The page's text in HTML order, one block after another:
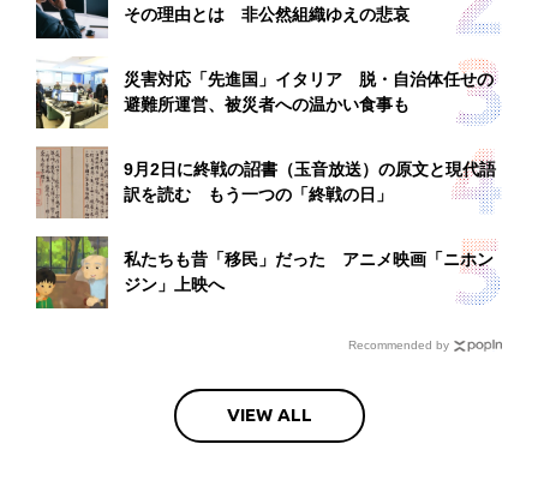
その理由とは 非公然組織ゆえの悲哀
災害対応「先進国」イタリア 脱・自治体任せの
避難所運営、被災者への温かい食事も
9月2日に終戦の詔書（玉音放送）の原文と現代語
訳を読む もう一つの「終戦の日」
私たちも昔「移民」だった アニメ映画「ニホン
ジン」上映へ
Recommended by
VIEW ALL